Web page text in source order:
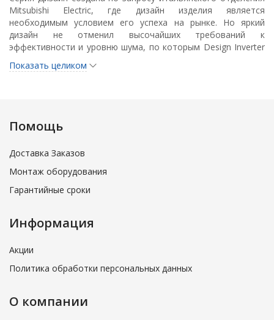
Mitsubishi Electric, где дизайн изделия является
необходимым условием его успеха на рынке. Но яркий
дизайн не отменил высочайших требований к
эффективности и уровню шума, по которым Design Inverter
Внутренние блоки MSZ-EF VE3 комплектуются
Показать целиком
Помощь
Доставка Заказов
Монтаж оборудования
Гарантийные сроки
Информация
Акции
Политика обработки персональных данных
О компании